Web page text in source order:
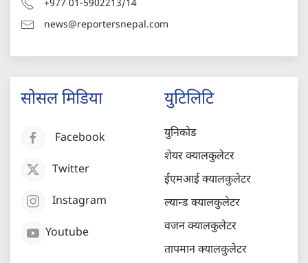
+977 01-5902213/14
news@reportersnepal.com
सोसल मिडिया
Facebook
Twitter
Instagram
Youtube
युटिलिटि
युनिकोड
शेयर क्यालकुलेटर
ईएमआई क्यालकुलेटर
ल्यान्ड क्यालकुलेटर
वजन क्यालकुलेटर
तापमान क्यालकुलेटर